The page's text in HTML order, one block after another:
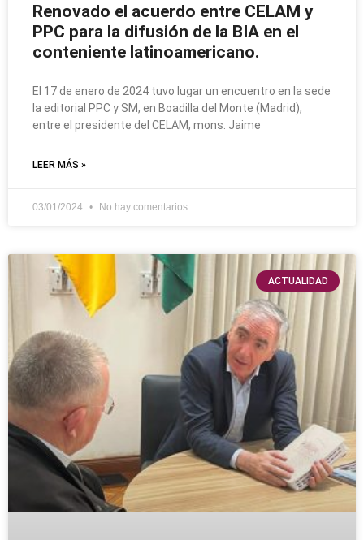
Renovado el acuerdo entre CELAM y
PPC para la difusión de la BIA en el
conteniente latinoamericano.
El 17 de enero de 2024 tuvo lugar un encuentro en la sede
la editorial PPC y SM, en Boadilla del Monte (Madrid),
entre el presidente del CELAM, mons. Jaime
LEER MÁS »
03/01/2024 No hay comentarios
ACTUALIDAD